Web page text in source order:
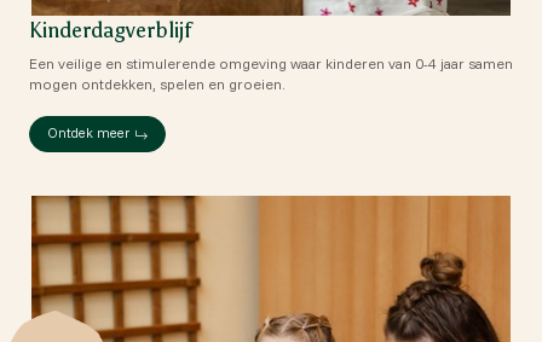
Kinderdagverblijf
Een veilige en stimulerende omgeving waar kinderen van 0-4 jaar samen
mogen ontdekken, spelen en groeien.
Ontdek meer